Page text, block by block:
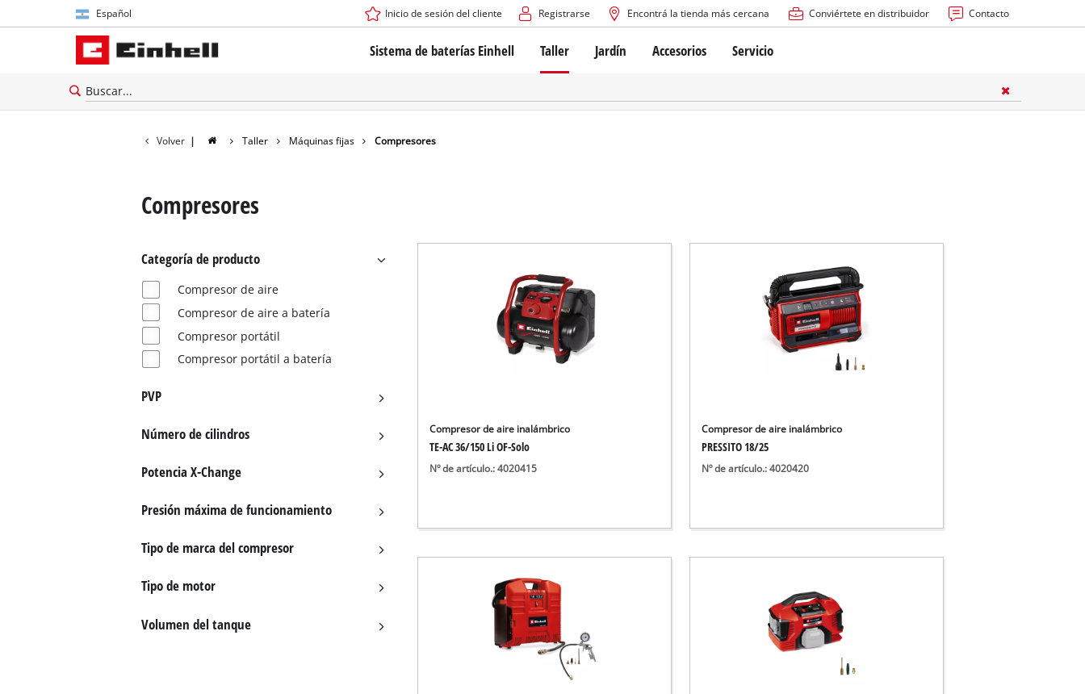
Español
Español
English
Inicio de sesión del cliente Registrarse Encontrá la tienda más cercana Conviértete en distribuidor Contacto
Sistema de baterías Einhell
El sistema de baterías Power X-Change
Sobre Einhell PROFESSIONAL
Todos los dispositivos PROFESSIONAL
Herramientas eléctricas PROFESSIONAL
Herramientas de jardín PROFESSIONAL
Herramientas de jardín Power X-Change
Taller
Atornilladores inalámbricos
Taladros de columna
Máquinas de Lijado
Afiladores de cadenas para motosierras
Lijadoras de banda
Mezcladores
Sierras de Mesa
Sierras de cinta
Compresores
Esmeriladora dobles
Otras máquinas
Jardín
Cortadoras de césped a batería
Cortadoras de césped manuales
Bombas para casa y jardín
Cizalla cortasetos
Aspirador de hojas
Soplador de hojas
Accesorios Servicio
Volver | Taller Máquinas fijas Compresores
Compresores
Categoría de producto
Compresor de aire
Compresor de aire a batería
Compresor portátil
Compresor portátil a batería
PVP
Número de cilindros
Potencia X-Change
Presión máxima de funcionamiento
Tipo de marca del compresor
Tipo de motor
Volumen del tanque
Compresor de aire inalámbrico
TE-AC 36/150 Li OF-Solo
Nº de artículo.: 4020415
Compresor de aire inalámbrico
PRESSITO 18/25
Nº de artículo.: 4020420